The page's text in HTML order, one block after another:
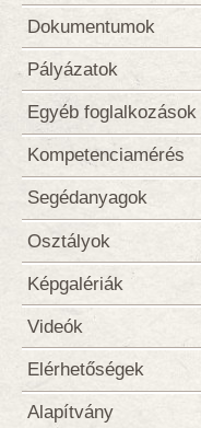
Dokumentumok
Pályázatok
Egyéb foglalkozások
Kompetenciamérés
Segédanyagok
Osztályok
Képgalériák
Videók
Elérhetőségek
Alapítvány